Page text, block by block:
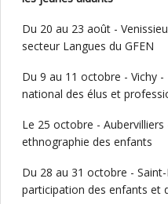
Du 20 au 23 août -
secteur Langues du GFEN
Du 9 au 11 octobre - Vichy
national des élus et
Le 25 octobre - Aubervilliers
ethnographie des enfants
Du 28 au 31 octobre -
participation des enfants et